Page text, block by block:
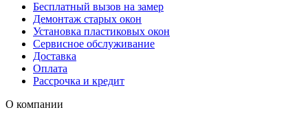
Бесплатный вызов на замер
Демонтаж старых окон
Установка пластиковых окон
Сервисное обслуживание
Доставка
Оплата
Рассрочка и кредит
О компании